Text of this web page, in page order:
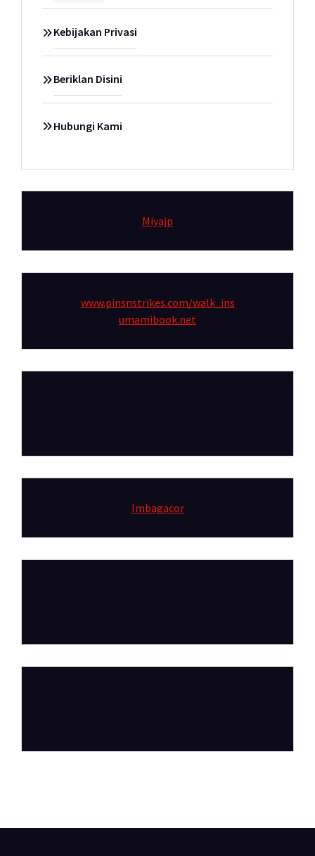
Kebijakan Privasi
Beriklan Disini
Hubungi Kami
Miyajp
www.pinsnstrikes.com/walk_ins
umamibook.net
Imbagacor